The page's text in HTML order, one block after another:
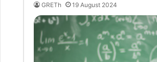
GRETh 19 August 2024